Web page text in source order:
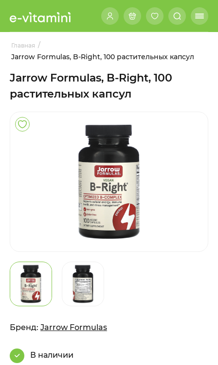
Главная /
Jarrow Formulas, B-Right, 100 растительных капсул
Jarrow Formulas, B-Right, 100
растительных капсул
Бренд: Jarrow Formulas
В наличии